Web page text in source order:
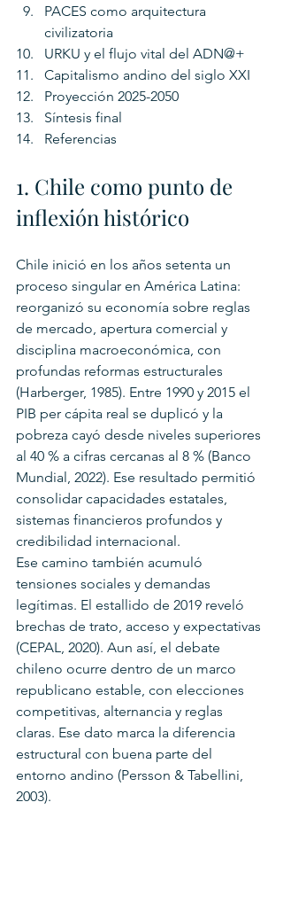
PACES como arquitectura
civilizatoria
URKU y el flujo vital del ADN@+
Capitalismo andino del siglo XXI
Proyección 2025-2050
Síntesis final
Referencias
1. Chile como punto de
inflexión histórico
Chile inició en los años setenta un
proceso singular en América Latina:
reorganizó su economía sobre reglas
de mercado, apertura comercial y
disciplina macroeconómica, con
profundas reformas estructurales
(Harberger, 1985). Entre 1990 y 2015 el
PIB per cápita real se duplicó y la
pobreza cayó desde niveles superiores
al 40 % a cifras cercanas al 8 % (Banco
Mundial, 2022). Ese resultado permitió
consolidar capacidades estatales,
sistemas financieros profundos y
credibilidad internacional.
Ese camino también acumuló
tensiones sociales y demandas
legítimas. El estallido de 2019 reveló
brechas de trato, acceso y expectativas
(CEPAL, 2020). Aun así, el debate
chileno ocurre dentro de un marco
republicano estable, con elecciones
competitivas, alternancia y reglas
claras. Ese dato marca la diferencia
estructural con buena parte del
entorno andino (Persson & Tabellini,
2003).